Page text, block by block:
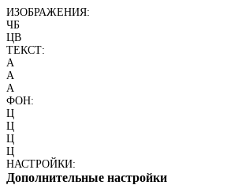
ИЗОБРАЖЕНИЯ:
ЧБ
ЦВ
ТЕКСТ:
A
A
A
ФОН:
Ц
Ц
Ц
Ц
НАСТРОЙКИ:
Дополнительные настройки